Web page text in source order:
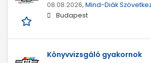
08.08.2026, Mind-Diák
Budapest
Könyvvizsgáló gyakornok